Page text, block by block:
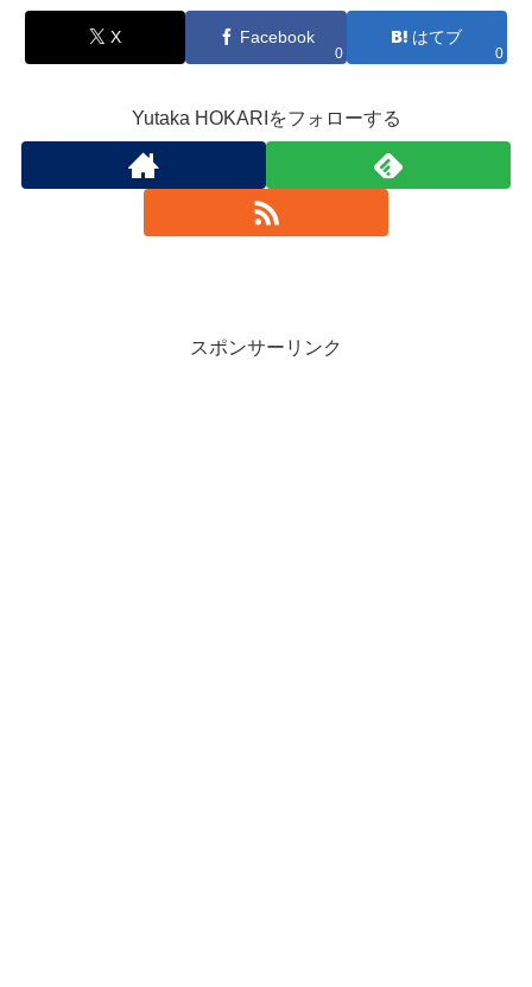
X Facebook
0
はてブ
0
Yutaka HOKARIをフォローする
スポンサーリンク